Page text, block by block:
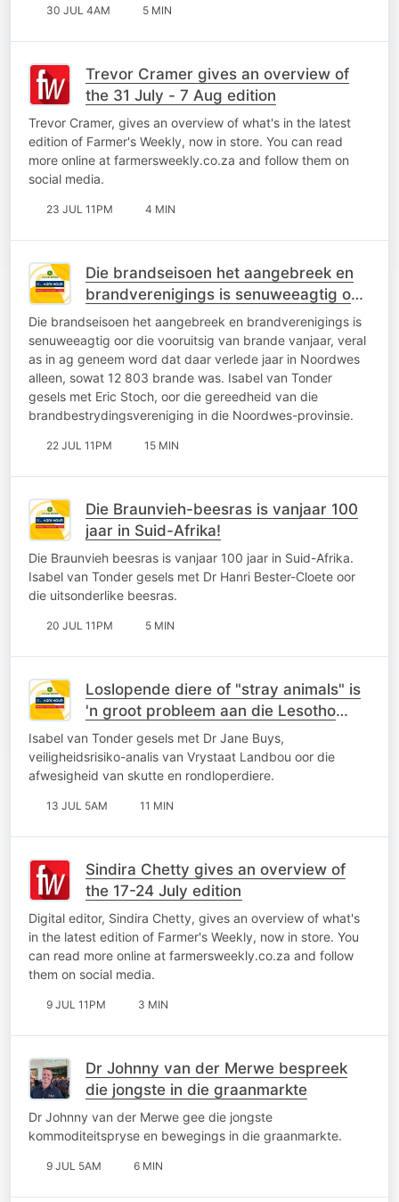
30 JUL 4AM 5 MIN
Trevor Cramer gives an overview of
the 31 July - 7 Aug edition
Trevor Cramer, gives an overview of what's in the latest
edition of Farmer's Weekly, now in store. You can read
more online at farmersweekly.co.za and follow them on
social media.
23 JUL 11PM 4 MIN
Die brandseisoen het aangebreek en
brandverenigings is senuweeagtig oor
die vooruitsig van brande vanjaar
Die brandseisoen het aangebreek en brandverenigings is
senuweeagtig oor die vooruitsig van brande vanjaar, veral
as in ag geneem word dat daar verlede jaar in Noordwes
alleen, sowat 12 803 brande was. Isabel van Tonder
gesels met Eric Stoch, oor die gereedheid van die
brandbestrydingsvereniging in die Noordwes-provinsie.
22 JUL 11PM 15 MIN
Die Braunvieh-beesras is vanjaar 100
jaar in Suid-Afrika!
Die Braunvieh beesras is vanjaar 100 jaar in Suid-Afrika.
Isabel van Tonder gesels met Dr Hanri Bester-Cloete oor
die uitsonderlike beesras.
20 JUL 11PM 5 MIN
Loslopende diere of "stray animals" is
'n groot probleem aan die Lesotho
grens
Isabel van Tonder gesels met Dr Jane Buys,
veiligheidsrisiko-analis van Vrystaat Landbou oor die
afwesigheid van skutte en rondloperdiere.
13 JUL 5AM 11 MIN
Sindira Chetty gives an overview of
the 17-24 July edition
Digital editor, Sindira Chetty, gives an overview of what's
in the latest edition of Farmer's Weekly, now in store. You
can read more online at farmersweekly.co.za and follow
them on social media.
9 JUL 11PM 3 MIN
Dr Johnny van der Merwe bespreek
die jongste in die graanmarkte
Dr Johnny van der Merwe gee die jongste
kommoditeitspryse en bewegings in die graanmarkte.
9 JUL 5AM 6 MIN